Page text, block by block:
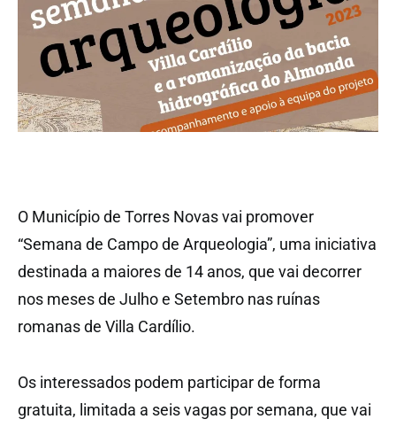
O Município de Torres Novas vai promover
“Semana de Campo de Arqueologia”, uma iniciativa
destinada a maiores de 14 anos, que vai decorrer
nos meses de Julho e Setembro nas ruínas
romanas de Villa Cardílio.
Os interessados podem participar de forma
gratuita, limitada a seis vagas por semana, que vai